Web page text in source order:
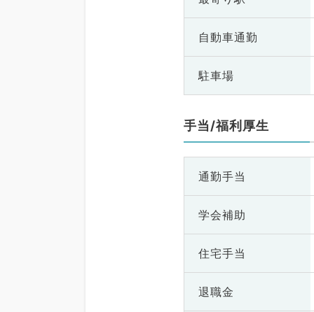
自動車通勤
駐車場
手当/福利厚生
通勤手当
学会補助
住宅手当
退職金